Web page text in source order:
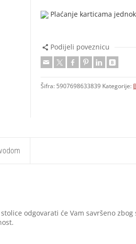
Plaćanje karticama
Podijeli poveznicu
Šifra: 5907698633839 Kategorije:
odgovarati će Vam savršeno